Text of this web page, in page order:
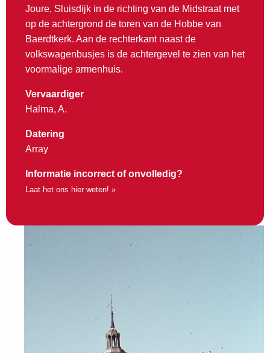
Joure, Sluisdijk in de richting van de Midstraat met
op de achtergrond de toren van de Hobbe van
Baerdtkerk. Aan de rechterkant naast de
volkswagenbusjes is de achtergevel te zien van het
voormalige armenhuis.
Vervaardiger
Halma, A.
Datering
Array
Informatie incorrect of onvolledig?
Laat het ons hier weten! »